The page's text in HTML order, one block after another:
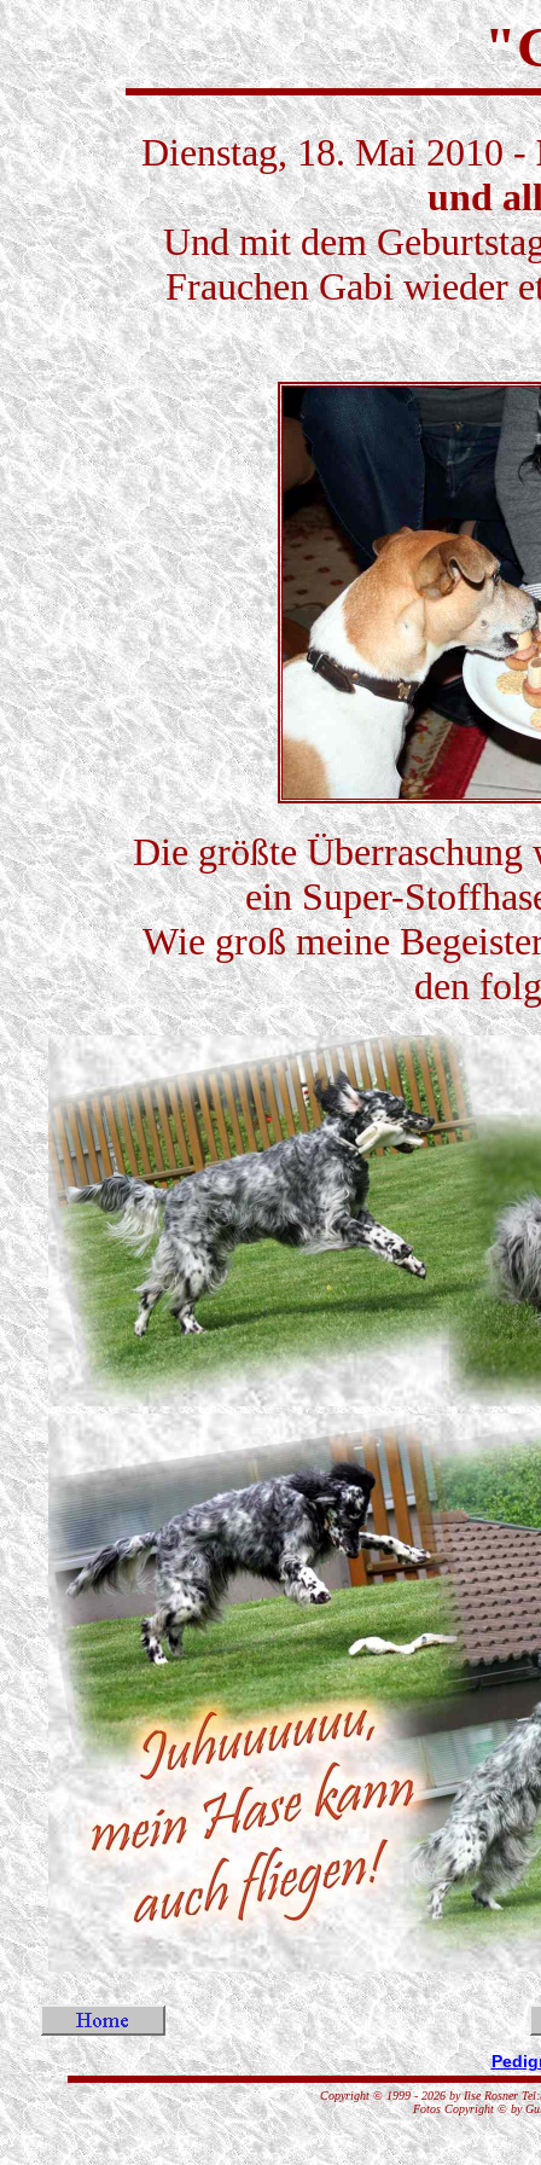
Dienstag, 18. Mai 2010 -
und
Und mit dem
Frauchen Gabi wieder
Die größte Überraschung
ein Super-
Wie groß meine
den
Copyright © 1999 - 2026 by Ilse Rosner
Fotos Copyright © by